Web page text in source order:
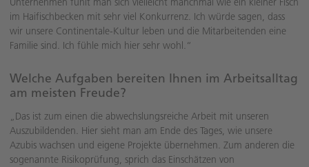
im Haifischbecken mit sehr viel Konkurrenz. Ich würde sagen, dass
wir unsere Continentale-Kultur leben und die Mitarbeitenden eine
Familie sind. Ich fühle mich hier sehr wohl.“
Welche Aufgaben bereiten Ihnen im Arbeitsalltag
am meisten Freude?
„Das ist zum einen die abwechslungsreiche Arbeit mit unseren
Auszubildenden. Hier sieht man am Ende des Tages, wie unsere
Azubis wachsen und eigene Projekte übernehmen. Zum anderen die
sogenannte Risikoprüfung, sprich das Einschätzen von